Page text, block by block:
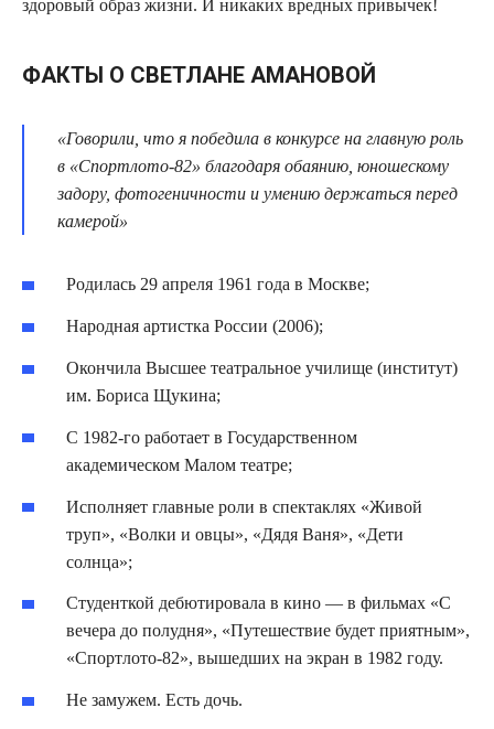
здоровый образ жизни. И никаких вредных привычек!
ФАКТЫ О СВЕТЛАНЕ АМАНОВОЙ
«Говорили, что я победила в конкурсе на главную роль
в «Спортлото-82» благодаря обаянию, юношескому
задору, фотогеничности и умению держаться перед
камерой»
Родилась 29 апреля 1961 года в Москве;
Народная артистка России (2006);
Окончила Высшее театральное училище (институт)
им. Бориса Щукина;
С 1982-го работает в Государственном
академическом Малом театре;
Исполняет главные роли в спектаклях «Живой
труп», «Волки и овцы», «Дядя Ваня», «Дети
солнца»;
Студенткой дебютировала в кино — в фильмах «С
вечера до полудня», «Путешествие будет приятным»,
«Спортлото-82», вышедших на экран в 1982 году.
Не замужем. Есть дочь.